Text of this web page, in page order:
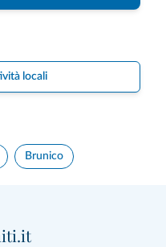
locali
Brunico